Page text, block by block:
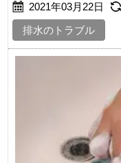
2021年03月22日
排水のトラブル